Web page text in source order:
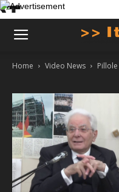
Home Video News Pillole